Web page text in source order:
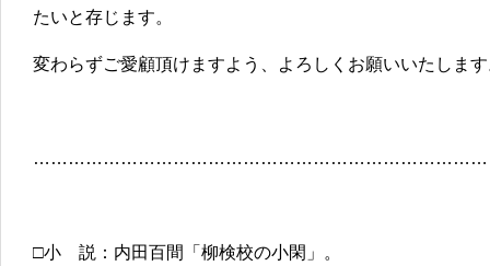
たいと存じます。
変わらずご愛顧頂けますよう、よろしくお願いいたしま
□小 説：内田百間「柳検校の小閑」。